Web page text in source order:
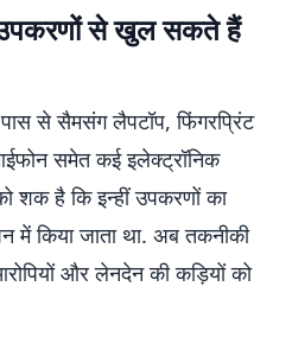
से खुल सकते हैं
से सैमसंग लैपटॉप, फिंगरप्रिंट
समेत कई इलेक्ट्रॉनिक
शक है कि इन्हीं उपकरणों का
में किया जाता था. अब तकनीकी
और लेनदेन की कड़ियों को